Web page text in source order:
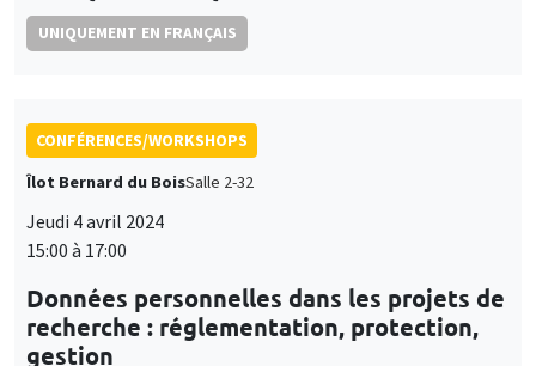
UNIQUEMENT EN FRANÇAIS
CONFÉRENCES/WORKSHOPS
Îlot Bernard du BoisSalle 2-32
Jeudi 4 avril 2024
15:00 à 17:00
Données personnelles dans les projets de
recherche : réglementation, protection,
gestion